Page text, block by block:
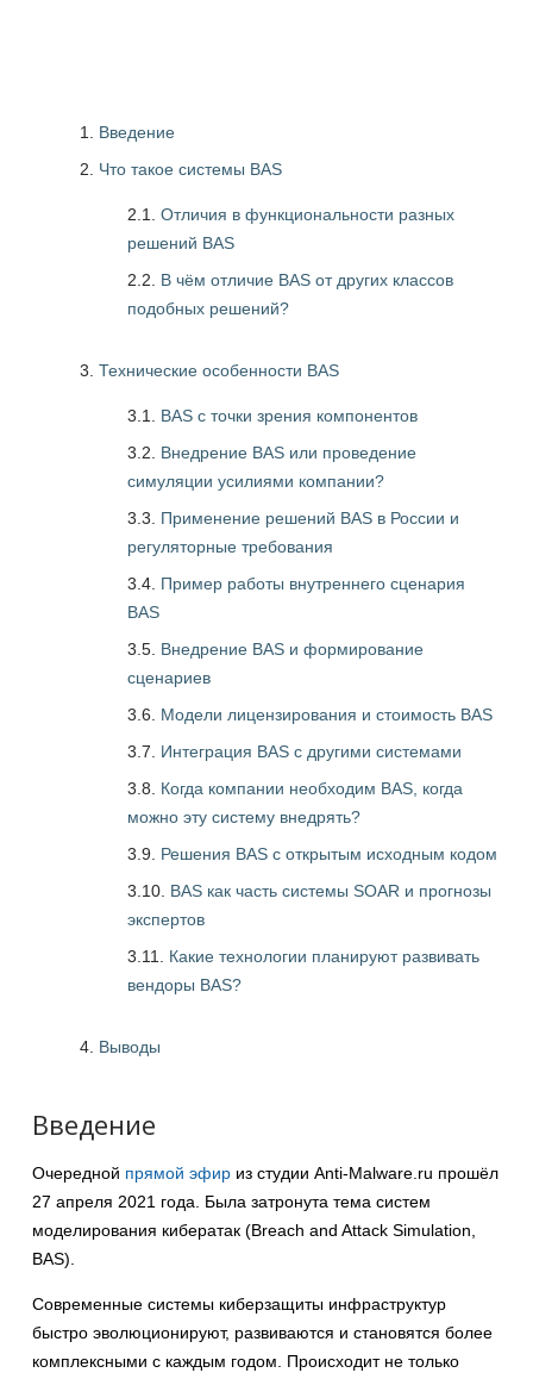
Введение
Что такое системы BAS
2.1. Отличия в функциональности разных
решений BAS
2.2. В чём отличие BAS от других классов
подобных решений?
Технические особенности BAS
3.1. BAS с точки зрения компонентов
3.2. Внедрение BAS или проведение
симуляции усилиями компании?
3.3. Применение решений BAS в России и
регуляторные требования
3.4. Пример работы внутреннего сценария
BAS
3.5. Внедрение BAS и формирование
сценариев
3.6. Модели лицензирования и стоимость BAS
3.7. Интеграция BAS с другими системами
3.8. Когда компании необходим BAS, когда
можно эту систему внедрять?
3.9. Решения BAS с открытым исходным кодом
3.10. BAS как часть системы SOAR и прогнозы
экспертов
3.11. Какие технологии планируют развивать
вендоры BAS?
Выводы
Введение
Очередной прямой эфир из студии Anti-Malware.ru прошёл
27 апреля 2021 года. Была затронута тема систем
моделирования кибератак (Breach and Attack Simulation,
BAS).
Современные системы киберзащиты инфраструктур
быстро эволюционируют, развиваются и становятся более
комплексными с каждым годом. Происходит не только